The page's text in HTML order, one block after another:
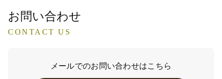
お問い合わせ
CONTACT US
メールでのお問い合わせはこちら